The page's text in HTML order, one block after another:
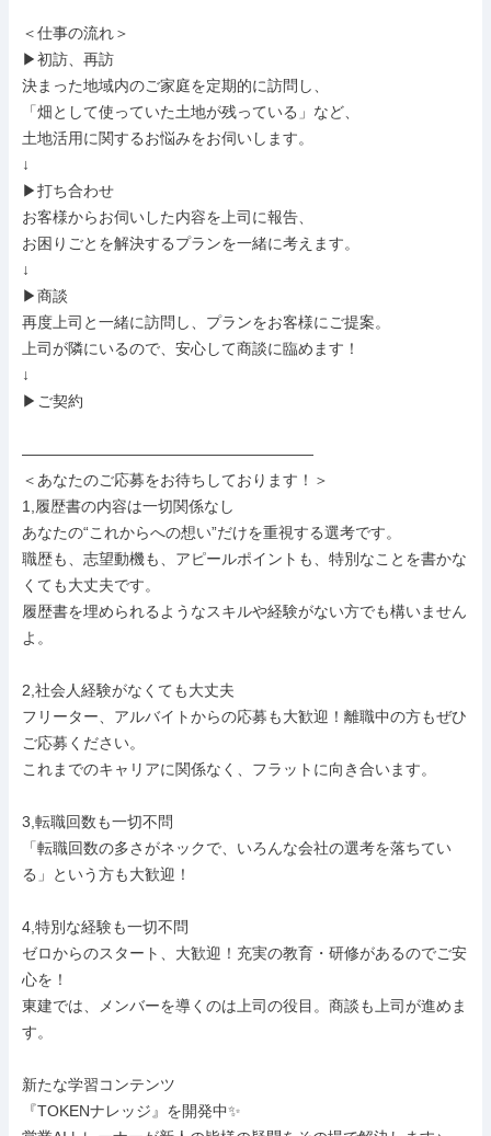
＜仕事の流れ＞
▶初訪、再訪
決まった地域内のご家庭を定期的に訪問し、
「畑として使っていた土地が残っている」など、
土地活用に関するお悩みをお伺いします。
↓
▶打ち合わせ
お客様からお伺いした内容を上司に報告、
お困りごとを解決するプランを一緒に考えます。
↓
▶商談
再度上司と一緒に訪問し、プランをお客様にご提案。
上司が隣にいるので、安心して商談に臨めます！
↓
▶ご契約
———————————————————
＜あなたのご応募をお待ちしております！＞
1,履歴書の内容は一切関係なし
あなたの“これからへの想い”だけを重視する選考です。
職歴も、志望動機も、アピールポイントも、特別なことを書かな
くても大丈夫です。
履歴書を埋められるようなスキルや経験がない方でも構いません
よ。
2,社会人経験がなくても大丈夫
フリーター、アルバイトからの応募も大歓迎！離職中の方もぜひ
ご応募ください。
これまでのキャリアに関係なく、フラットに向き合います。
3,転職回数も一切不問
「転職回数の多さがネックで、いろんな会社の選考を落ちてい
る」という方も大歓迎！
4,特別な経験も一切不問
ゼロからのスタート、大歓迎！充実の教育・研修があるのでご安
心を！
東建では、メンバーを導くのは上司の役目。商談も上司が進めま
す。
新たな学習コンテンツ
『TOKENナレッジ』を開発中✨